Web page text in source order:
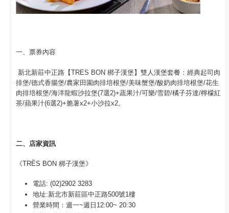
一、票券內容
新北新莊中正路【TRES BON 梆子漢堡】雙人漢堡套餐：經典起司肉
排堡/德式香腸堡/農家田園肉排培根堡/美味蟹堡/酸奶肉排培根堡/花生
肉排培根堡/海洋龍蝦沙拉堡(7選2)+蔬果汁/可樂/雪碧/橘子芬達/檸檬紅
茶/蘋果汁(6選2)+脆薯x2+小沙拉x2。
二、店家資訊
《TRÈS BON 梆子漢堡》
電話: (02)2902 3283
地址:新北市新莊區中正路500號1樓
營業時間：週一~週日12:00~ 20:30